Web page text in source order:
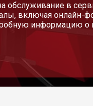
обслуживание в
включая
информацию о